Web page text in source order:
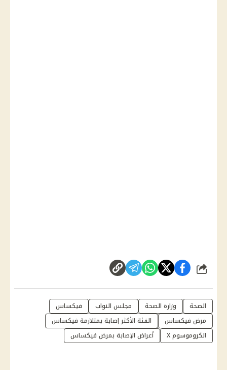
شارك
الصحة وزارة الصحة مجلس النواب
فيكساس
مرض فيكساس
الفئة الأكثر إصابة بمتلازمة فيكساس
الكروموسوم X
أعراض الإصابة بمرض فيكساس